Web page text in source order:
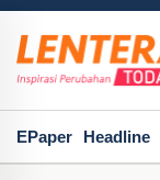
EPaper Headline